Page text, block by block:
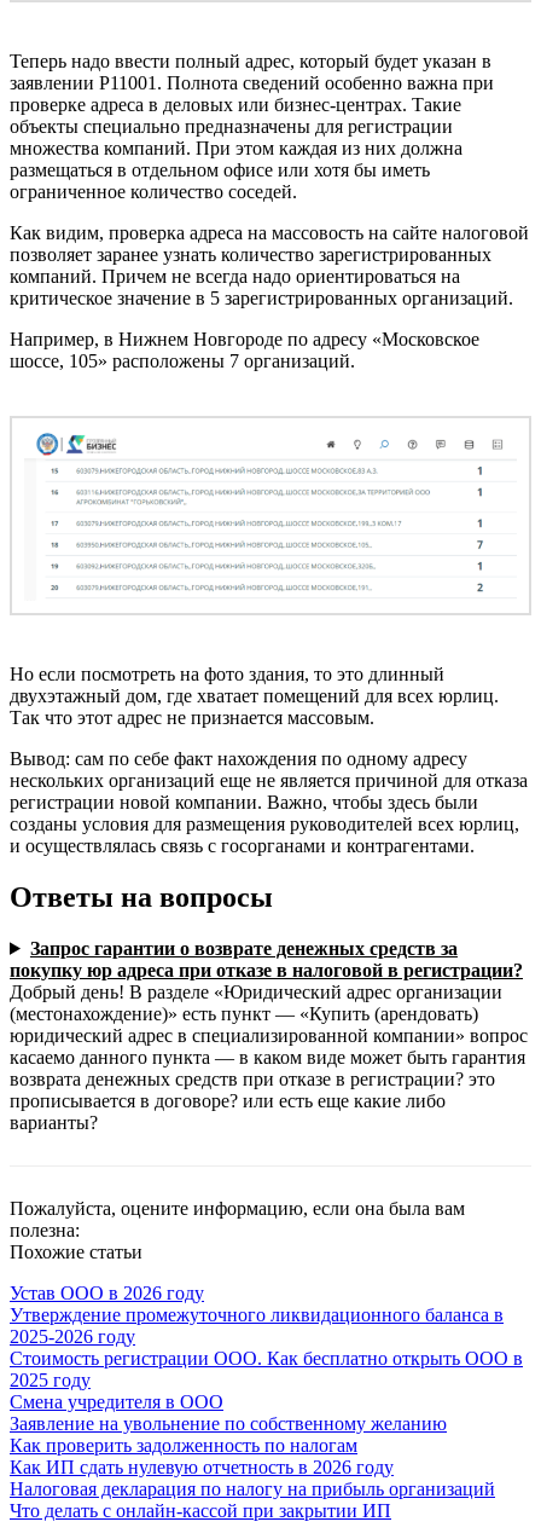
Теперь надо ввести полный адрес, который будет указан в
заявлении Р11001. Полнота сведений особенно важна при
проверке адреса в деловых или бизнес-центрах. Такие
объекты специально предназначены для регистрации
множества компаний. При этом каждая из них должна
размещаться в отдельном офисе или хотя бы иметь
ограниченное количество соседей.
Как видим, проверка адреса на массовость на сайте налоговой
позволяет заранее узнать количество зарегистрированных
компаний. Причем не всегда надо ориентироваться на
критическое значение в 5 зарегистрированных организаций.
Например, в Нижнем Новгороде по адресу «Московское
шоссе, 105» расположены 7 организаций.
Но если посмотреть на фото здания, то это длинный
двухэтажный дом, где хватает помещений для всех юрлиц.
Так что этот адрес не признается массовым.
Вывод: сам по себе факт нахождения по одному адресу
нескольких организаций еще не является причиной для отказа
регистрации новой компании. Важно, чтобы здесь были
созданы условия для размещения руководителей всех юрлиц,
и осуществлялась связь с госорганами и контрагентами.
Ответы на вопросы
Запрос гарантии о возврате денежных средств за
покупку юр адреса при отказе в налоговой в регистрации?
Добрый день! В разделе «Юридический адрес организации
(местонахождение)» есть пункт — «Купить (арендовать)
юридический адрес в специализированной компании» вопрос
касаемо данного пункта — в каком виде может быть гарантия
возврата денежных средств при отказе в регистрации? это
прописывается в договоре? или есть еще какие либо
варианты?
Пожалуйста, оцените информацию, если она была вам
полезна:
Похожие статьи
Устав ООО в 2026 году
Утверждение промежуточного ликвидационного баланса в
2025-2026 году
Стоимость регистрации ООО. Как бесплатно открыть ООО в
2025 году
Смена учредителя в ООО
Заявление на увольнение по собственному желанию
Как проверить задолженность по налогам
Как ИП сдать нулевую отчетность в 2026 году
Налоговая декларация по налогу на прибыль организаций
Что делать с онлайн-кассой при закрытии ИП